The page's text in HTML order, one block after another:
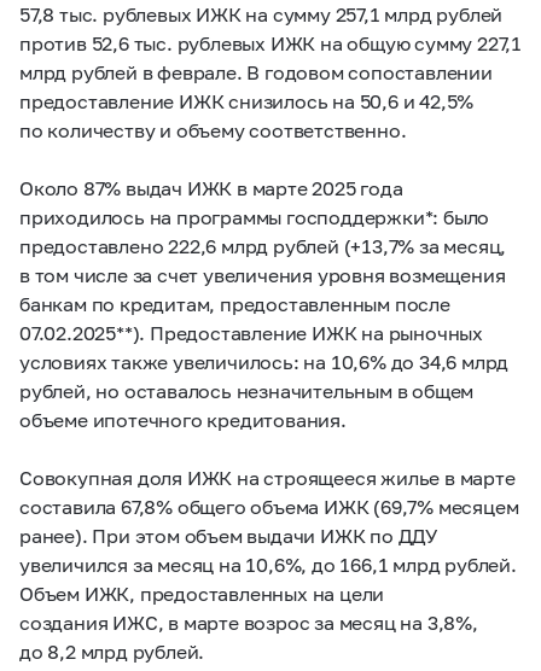
57,8 тыс. рублевых ИЖК на сумму 257,1 млрд рублей
против 52,6 тыс. рублевых ИЖК на общую сумму 227,1
млрд рублей в феврале. В годовом сопоставлении
предоставление ИЖК снизилось на 50,6 и 42,5%
по количеству и объему соответственно.
Около 87% выдач ИЖК в марте 2025 года
приходилось на программы господдержки*: было
предоставлено 222,6 млрд рублей (+13,7% за месяц,
в том числе за счет увеличения уровня возмещения
банкам по кредитам, предоставленным после
07.02.2025**). Предоставление ИЖК на рыночных
условиях также увеличилось: на 10,6% до 34,6 млрд
рублей, но оставалось незначительным в общем
объеме ипотечного кредитования.
Совокупная доля ИЖК на строящееся жилье в марте
составила 67,8% общего объема ИЖК (69,7% месяцем
ранее). При этом объем выдачи ИЖК по ДДУ
увеличился за месяц на 10,6%, до 166,1 млрд рублей.
Объем ИЖК, предоставленных на цели
создания ИЖС, в марте возрос за месяц на 3,8%,
до 8,2 млрд рублей.